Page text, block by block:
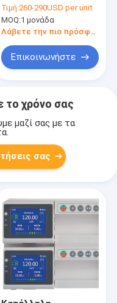
Horn για τον
εξοπλισμό Icu
Τιμή:260-290USD per unit
MOQ:1 μονάδα
Λάβετε την πιο πρόσφατη τιμή
Επικοινωνήστε
το χρόνο σας
μαζί σας με τα
σας